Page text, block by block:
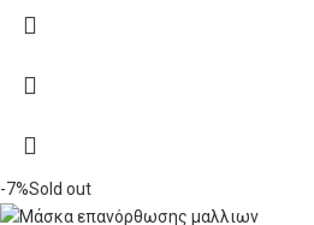
-7%Sold out